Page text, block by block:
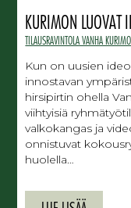
KURIMON LUOVAT
TILAUSRAVINTOLA VANHA KURIMO
Kun on uusien
innostavan
hirsipirtin ohella
viihtyisiä
valkokangas ja
onnistuvat
huolella…